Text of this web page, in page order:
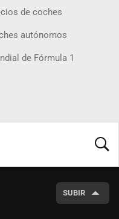
de coches
autónomos
de Fórmula 1
SUBIR